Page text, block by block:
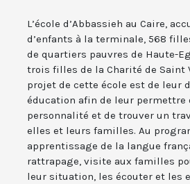
L’école d’Abbassieh au Caire,
d’enfants à la terminale, 568
de quartiers pauvres de Haute-
trois filles de la Charité de Saint
projet de cette école est de leur
éducation afin de leur permettre
personnalité et de trouver un
elles et leurs familles. Au
apprentissage de la langue
rattrapage, visite aux familles
leur situation, les écouter et les